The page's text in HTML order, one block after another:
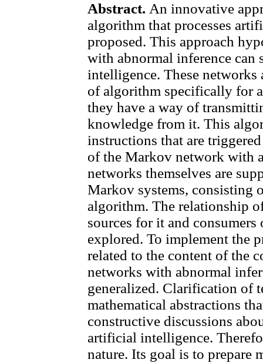
Abstract. An innovative
algorithm that processes
proposed. This approach
with abnormal inference can
intelligence. These networks
of algorithm specifically for
they have a way of
knowledge from it. This
instructions that are
of the Markov network with
networks themselves are
Markov systems, consisting
algorithm. The relationship
sources for it and
explored. To implement the
related to the content of the
networks with abnormal
generalized. Clarification of
mathematical abstractions
constructive discussions
artificial intelligence.
nature. Its goal is to prepare